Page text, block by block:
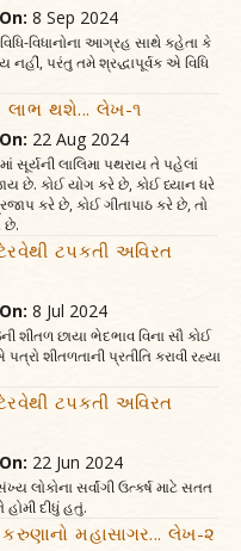
8 Sep 2024
વિધાનોના આગ્રહ સાથે કહેતા કે
નહીં, પરંતુ તમે શ્રદ્ધાપૂર્વક એ વિધિ
લાભ થશે... લેખ-૧
22 Aug 2024
લાલિમા પથરાય તે પહેલાં
છે. કોઈ યોગ કરે છે, કોઈ ધ્યાન ધરે
કરે છે, કોઈ ગીતાપાઠ કરે છે, તો
છે.
ટપકતી અવિરત
8 Jul 2024
શીતળ છાયા ભેદભાવ વિના સૌ કોઈ
શીતળતાની પ્રતીતિ કરાવી રહ્યા
ટપકતી અવિરત
22 Jun 2024
લોકોના સર્વાંગી ઉત્કર્ષ માટે સતત
દીધું હતું.
મહાસાગર... લેખ-૨